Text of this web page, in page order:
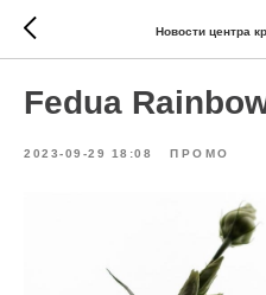
Новости центра
Fedua
2023-09-29 18:08 ПРОМО